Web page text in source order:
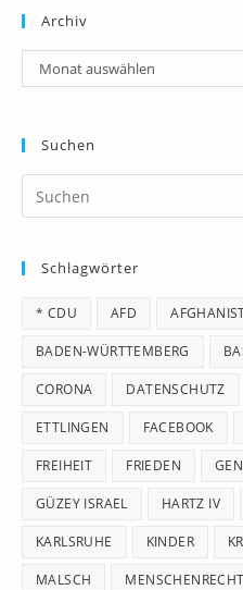
Archiv
Archiv
Monat auswählen
Suchen
Schlagwörter
* CDU AFD
BADEN-WÜRTTEMBERG
CORONA DATENSCHUTZ
ETTLINGEN FACEBOOK
FREIHEIT FRIEDEN
GÜZEY ISRAEL HARTZ IV
KARLSRUHE KINDER
MALSCH